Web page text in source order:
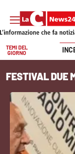
SEZIONI
Cronaca
Politica
Vai
TEMI DEL
GIORNO
FESTIVAL DUE